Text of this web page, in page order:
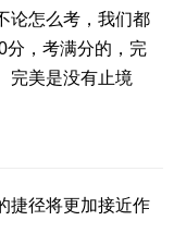
论怎么考，我们都
分，考满分的，完
完美是没有止境
捷径将更加接近作